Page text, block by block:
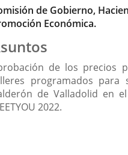
de Gobierno,
Económica.
de los precios
programados para
de Valladolid en
2022.